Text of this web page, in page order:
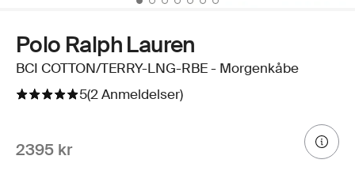
Polo Ralph Lauren
BCI COTTON/TERRY-LNG-RBE - Morgenkåbe
5(2 Anmeldelser)
2395 kr